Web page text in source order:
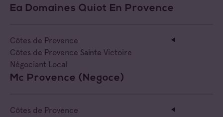
Ea Domaines Quiot En Provence
Côtes de Provence
Côtes de Provence Sainte Victoire
Négociant Local
Mc Provence (negoce)
Côtes de Provence